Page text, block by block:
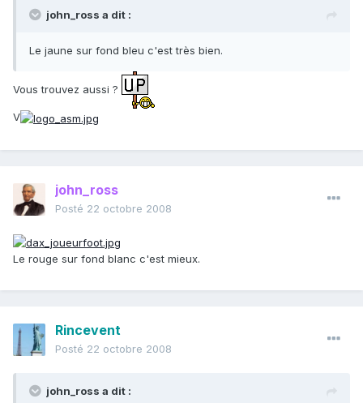
john_ross a dit :
Le jaune sur fond bleu c'est très bien.
Vous trouvez aussi ?
V
john_ross
Posté 22 octobre 2008
Le rouge sur fond blanc c'est mieux.
Rincevent
Posté 22 octobre 2008
john_ross a dit :